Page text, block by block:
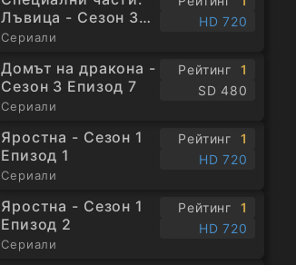
Лъвица - Сезон 3
Епизод 1
Сериали
HD 720
Домът на дракона -
Сезон 3 Епизод 7
Сериали
Рейтинг
1
SD 480
Яростна - Сезон 1
Епизод 1
Сериали
Рейтинг
1
HD 720
Яростна - Сезон 1
Епизод 2
Сериали
Рейтинг
1
HD 720